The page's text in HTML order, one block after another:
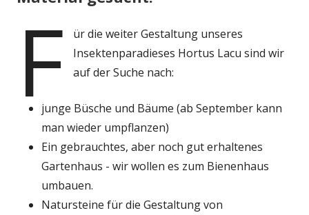
F
ür die weiter Gestaltung unseres
Insektenparadieses Hortus Lacu sind wir
auf der Suche nach:
junge Büsche und Bäume (ab September kann
man wieder umpflanzen)
Ein gebrauchtes, aber noch gut erhaltenes
Gartenhaus - wir wollen es zum Bienenhaus
umbauen.
Natursteine für die Gestaltung von